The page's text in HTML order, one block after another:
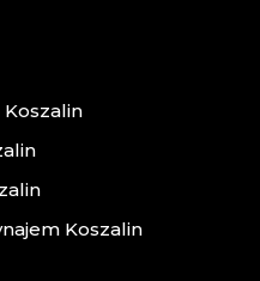
Koszalin
Koszalin